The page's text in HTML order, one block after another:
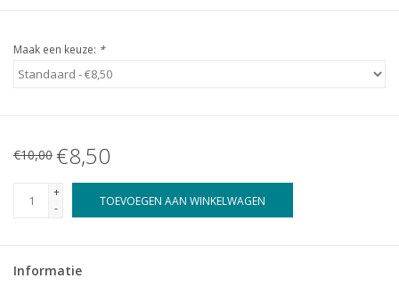
Maak een keuze: *
€10,00 €8,50
+
-
TOEVOEGEN AAN WINKELWAGEN
Informatie